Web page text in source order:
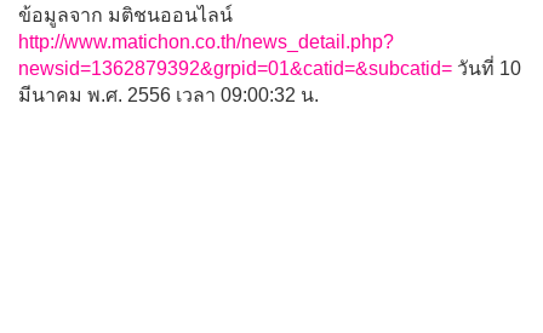
ข้อมูลจาก มติชนออนไลน์
http://www.matichon.co.th/news_detail.php?
newsid=1362879392&grpid=01&catid=&subcatid= วันที่ 10
มีนาคม พ.ศ. 2556 เวลา 09:00:32 น.